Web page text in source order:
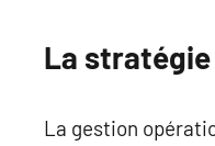
La
La gestion